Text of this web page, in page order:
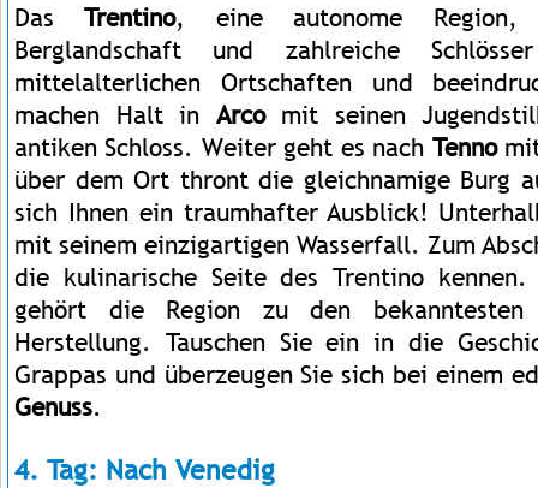
DasTrentino, eine autonome Region,
Berglandschaft und zahlreiche
mittelalterlichen Ortschaften und
machen Halt in Arcomit seinen
antiken Schloss. Weiter geht es nach Tennomit
über dem Ort thront die gleichnamige Burg
sich Ihnen ein traumhafter Ausblick!
mit seinem einzigartigen Wasserfall. Zum
die kulinarische Seite des Trentino
gehört die Region zu den
Herstellung. Tauschen Sie ein in die
Grappas und überzeugen Sie sich bei einem
Genuss.
4. Tag: Nach Venedig